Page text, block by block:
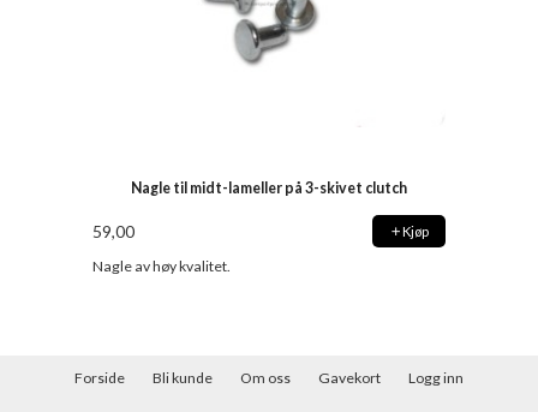
Nagle til midt-lameller på 3-skivet clutch
59,00 Kjøp
Nagle av høy kvalitet.
Forside Bli kunde Om oss Gavekort Logg inn